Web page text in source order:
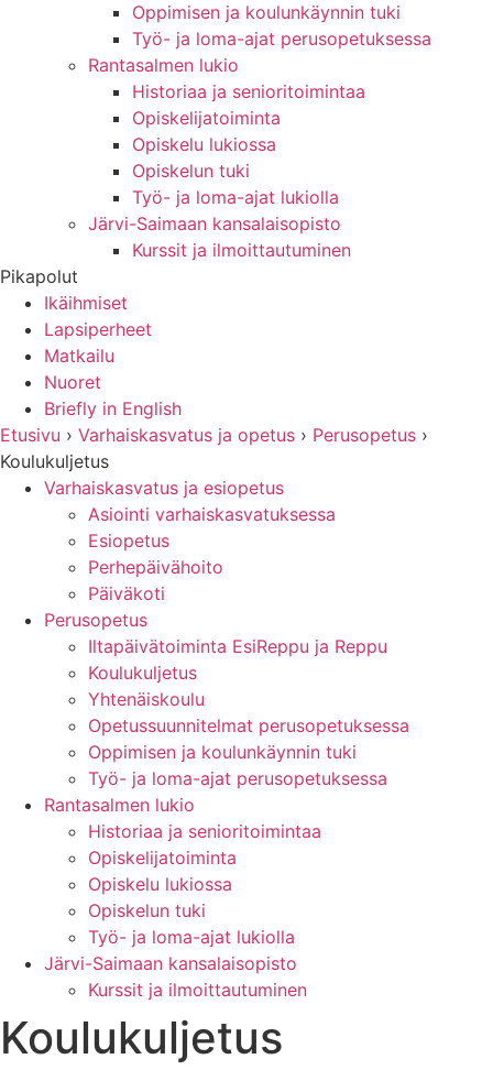
Oppimisen ja koulunkäynnin tuki
Työ- ja loma-ajat perusopetuksessa
Rantasalmen lukio
Historiaa ja senioritoimintaa
Opiskelijatoiminta
Opiskelu lukiossa
Opiskelun tuki
Työ- ja loma-ajat lukiolla
Järvi-Saimaan kansalaisopisto
Kurssit ja ilmoittautuminen
Pikapolut
Ikäihmiset
Lapsiperheet
Matkailu
Nuoret
Briefly in English
Etusivu › Varhaiskasvatus ja opetus › Perusopetus ›
Koulukuljetus
Varhaiskasvatus ja esiopetus
Asiointi varhaiskasvatuksessa
Esiopetus
Perhepäivähoito
Päiväkoti
Perusopetus
Iltapäivätoiminta EsiReppu ja Reppu
Koulukuljetus
Yhtenäiskoulu
Opetussuunnitelmat perusopetuksessa
Oppimisen ja koulunkäynnin tuki
Työ- ja loma-ajat perusopetuksessa
Rantasalmen lukio
Historiaa ja senioritoimintaa
Opiskelijatoiminta
Opiskelu lukiossa
Opiskelun tuki
Työ- ja loma-ajat lukiolla
Järvi-Saimaan kansalaisopisto
Kurssit ja ilmoittautuminen
Koulukuljetus